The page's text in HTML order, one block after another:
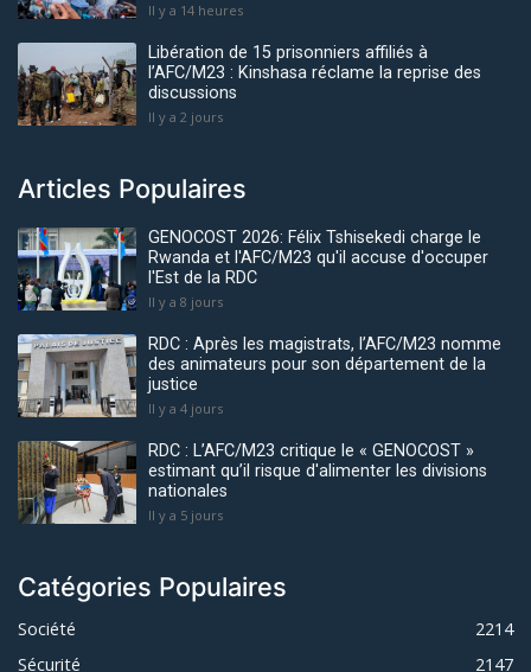
Il y a 14 heures
Libération de 15 prisonniers affiliés à
l’AFC/M23 : Kinshasa réclame la reprise des
discussions
Il y a 2 jours
Articles Populaires
GENOCOST 2026: Félix Tshisekedi charge le
Rwanda et l'AFC/M23 qu'il accuse d'occuper
l'Est de la RDC
Il y a 8 jours
RDC : Après les magistrats, l’AFC/M23 nomme
des animateurs pour son département de la
justice
Il y a 4 jours
RDC : L’AFC/M23 critique le « GENOCOST »
estimant qu’il risque d'alimenter les divisions
nationales
Il y a 5 jours
Catégories Populaires
Société
2214
Sécurité
2147